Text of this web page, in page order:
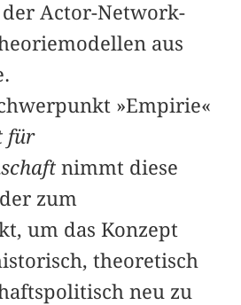
Actor-Network-
aus
»Empirie«
für
nimmt diese
zum
um das Konzept
theoretisch
neu zu